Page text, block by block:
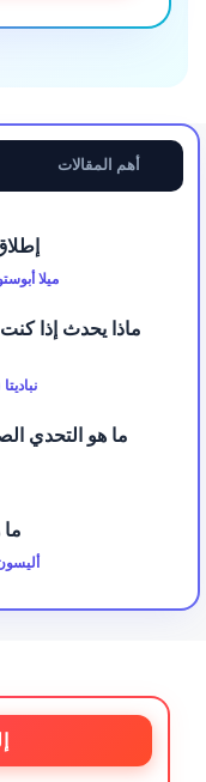
أهم المقالات
ميلا
ما هو التحدي الصعب 75 وكيف